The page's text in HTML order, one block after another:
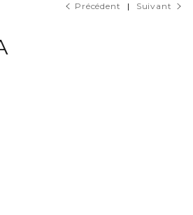
Précédent | Suivant